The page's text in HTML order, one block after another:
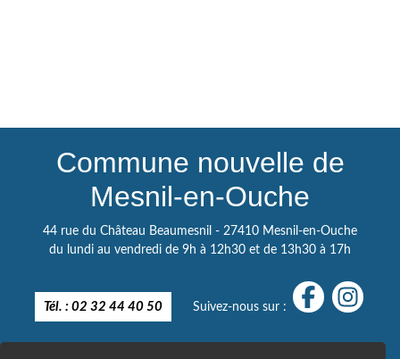
Commune nouvelle de
Mesnil-en-Ouche
44 rue du Château Beaumesnil - 27410 Mesnil-en-Ouche
du lundi au vendredi de 9h à 12h30 et de 13h30 à 17h
Tél. : 02 32 44 40 50 Suivez-nous sur :